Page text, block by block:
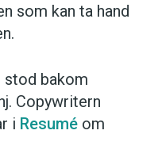
som kan ta hand
stod bakom
Copywritern
i Resumé om